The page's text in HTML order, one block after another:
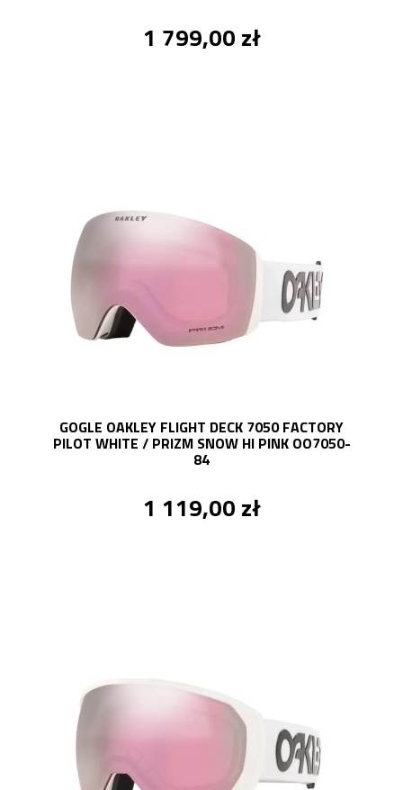
1 799,00 zł
GOGLE OAKLEY FLIGHT DECK 7050 FACTORY
PILOT WHITE / PRIZM SNOW HI PINK OO7050-
84
1 119,00 zł